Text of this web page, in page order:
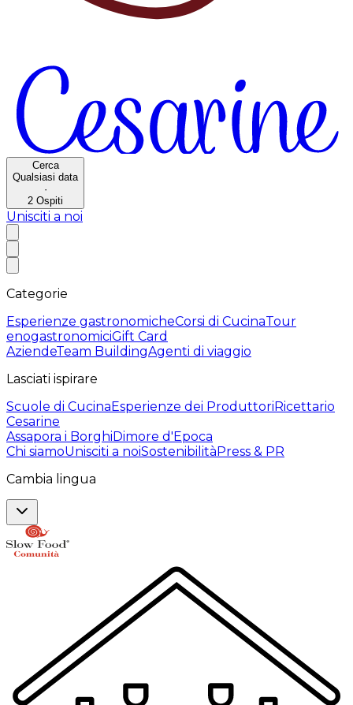
Cerca
Qualsiasi data
·
2 Ospiti
Unisciti a noi
Categorie
Esperienze gastronomicheCorsi di CucinaTour
enogastronomiciGift Card
AziendeTeam BuildingAgenti di viaggio
Lasciati ispirare
Scuole di CucinaEsperienze dei ProduttoriRicettario
Cesarine
Assapora i BorghiDimore d'Epoca
Chi siamoUnisciti a noiSostenibilitàPress & PR
Cambia lingua